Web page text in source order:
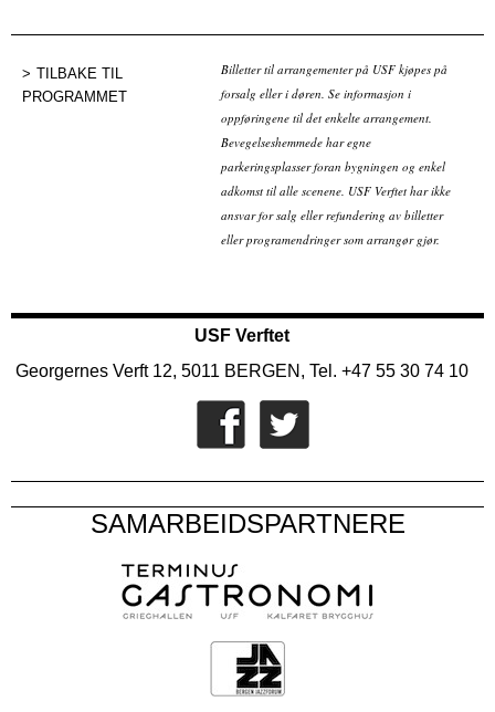
TILBAKE TIL
PROGRAMMET
Billetter til arrangementer på USF kjøpes på
forsalg eller i døren. Se informasjon i
oppføringene til det enkelte arrangement.
Bevegelseshemmede har egne
parkeringsplasser foran bygningen og enkel
adkomst til alle scenene. USF Verftet har ikke
ansvar for salg eller refundering av billetter
eller programendringer som arrangør gjør.
USF Verftet
Georgernes Verft 12, 5011 BERGEN, Tel. +47 55 30 74 10
SAMARBEIDSPARTNERE